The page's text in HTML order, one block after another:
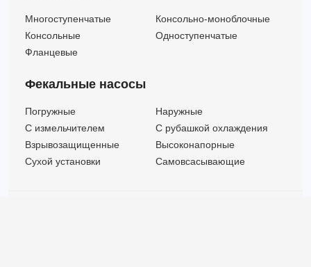
Многоступенчатые
Консольно-моноблочные
Консольные
Одноступенчатые
Фланцевые
Фекальные насосы
Погружные
Наружные
C измельчителем
С рубашкой охлаждения
Взрывозащищенные
Высоконапорные
Сухой установки
Самовсасывающие